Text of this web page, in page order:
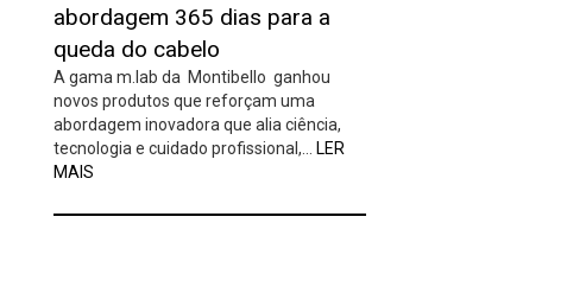
abordagem 365 dias para a
queda do cabelo
A gama m.lab da Montibello ganhou
novos produtos que reforçam uma
abordagem inovadora que alia ciência,
tecnologia e cuidado profissional,…
LER
MAIS